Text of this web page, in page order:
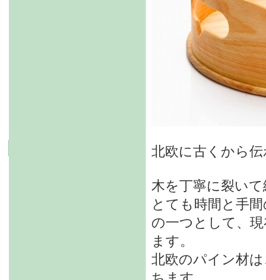
北欧に古くから
木を丁寧に裂い
とても時間と手
の一つとして、
ます。
北欧のパイン材